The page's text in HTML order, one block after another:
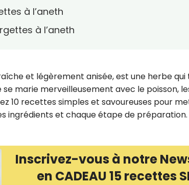
à l’aneth
à l’aneth
et légèrement anisée, est une herbe
marie merveilleusement avec le poisson,
10 recettes simples et savoureuses pour
ingrédients et chaque étape de préparation.
Inscrivez-vous à notre
en CADEAU 15 recettes